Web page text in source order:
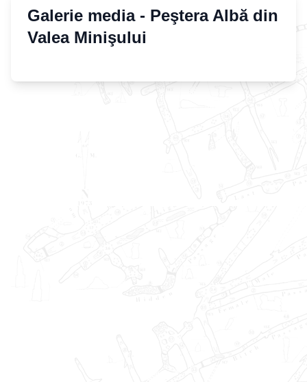
Galerie media - Peştera Albă din
Valea Minişului